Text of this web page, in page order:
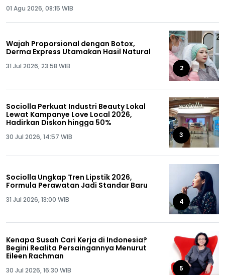
01 Agu 2026, 08:15 WIB
Wajah Proporsional dengan Botox,
Derma Express Utamakan Hasil Natural
31 Jul 2026, 23:58 WIB 2
Sociolla Perkuat Industri Beauty Lokal
Lewat Kampanye Love Local 2026,
Hadirkan Diskon hingga 50%
30 Jul 2026, 14:57 WIB 3
Sociolla Ungkap Tren Lipstik 2026,
Formula Perawatan Jadi Standar Baru
31 Jul 2026, 13:00 WIB 4
Kenapa Susah Cari Kerja di Indonesia?
Begini Realita Persaingannya Menurut
Eileen Rachman
30 Jul 2026, 16:30 WIB 5